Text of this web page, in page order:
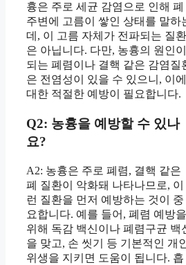
흉은 주로 세균 감염으로 인해 폐
주변에 고름이 쌓인 상태를 말하
데, 이 고름 자체가 전파되는 질환
은 아닙니다. 다만, 농흉의 원인이
되는 폐렴이나 결핵 같은 감염질
은 전염성이 있을 수 있으니, 이에
대한 적절한 예방이 필요합니다.
Q2: 농흉을 예방할 수 있나
요?
A2: 농흉은 주로 폐렴, 결핵 같은
폐 질환이 악화돼 나타나므로, 이
런 질환을 먼저 예방하는 것이 중
요합니다. 예를 들어, 폐렴 예방을
위해 독감 백신이나 폐렴구균 백
을 맞고, 손 씻기 등 기본적인 개
위생을 지키면 도움이 됩니다. 흡